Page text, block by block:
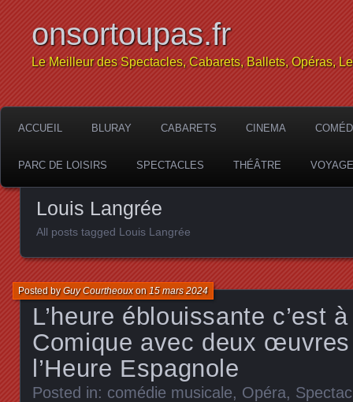
onsortoupas.fr
Le Meilleur des Spectacles, Cabarets, Ballets, Opéras,
ACCUEIL BLURAY CABARETS CINEMA
PARC DE LOISIRS SPECTACLES THÉÂTRE
Louis Langrée
All posts tagged Louis Langrée
L’heure éblouissante c’est à
Comique avec deux
l’Heure Espagnole
Posted byGuy Courtheouxon 15 mars 2024
Posted in: comédie musicale, Opéra,